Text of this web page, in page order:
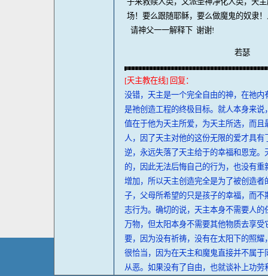
场！要么跟随耶稣，要么做魔鬼的奴隶
请神父一一解释下 谢谢!
若瑟
[天主教在线] 回复：
没错，天主是一个完全自由的神，在祂
是祂创造工程的终极目标。就人本身来
值在于他为天主所爱，为天主所选，而
人，因了天主对他的这份无限的爱才具
逆，永远失落了天主给于的幸福和恩宠
的，因此无法后悔自己的行为，也没有
增加，所以天主创造完全是为了被创造
子，父母所希望的只是孩子的幸福，而
志行为。确切的说，天主本身不需要人
万物，但太阳本身不需要其他物质去享
要，因为没有祈祷，没有在太阳下的照
很恰当，因为在天主和魔鬼直接并不属
从恶。如果没有了自由，也就谈补上功劳